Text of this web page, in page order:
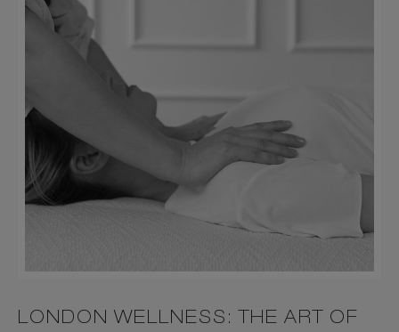
LONDON WELLNESS: THE ART OF